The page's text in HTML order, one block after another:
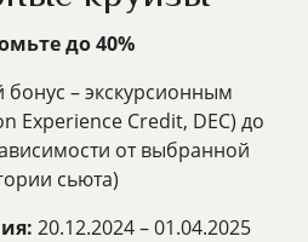
до 40%
– экскурсионным
Experience Credit, DEC) до
от выбранной
сьюта)
20.12.2024 – 01.04.2025